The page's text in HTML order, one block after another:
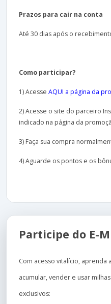
Prazos para cair na conta
Até 30 dias após o
Como participar?
1) Acesse AQUI a página da
2) Acesse o site do parceiro
indicado na página da
3) Faça sua compra
4) Aguarde os pontos e os
Participe do E-
Com acesso vitalício, aprenda
acumular, vender e usar
exclusivos: